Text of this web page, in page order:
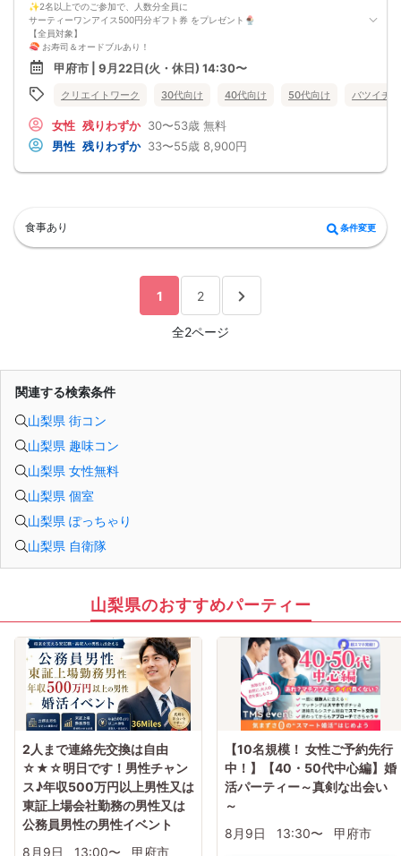
✨2名以上でのご参加で、人数分全員に
サーティーワンアイス500円分ギフト券 をプレゼント🍨
【全員対象】
🍣 お寿司＆オードブルあり！
🥤 ソフトドリンク飲み放題
🎁 豪華景品もご用意しております ★☆
🌿✨【甲府エリア 最大50名★大型フェス】✨🌿
🌷出会いを楽しむ、大型交流イベント🌷
明るく開放感のある会場で、
美味しいお料理と、素敵なご縁を楽しみませんか？🍣✨
最大 25名 × 25名 規模の、
を楽しみながら、自由に交流できるカジュアルなパーティーです😊
落ち着いた雰囲気でゆっくり会話を楽しみたい方にもおすすめです✨
初参加の方や、お一人参加の方も
――――――――――――――――――
9 月22日（火・祝日）14：30～17：00
※終了時間は前後する場合がございます
🔸「落ち着いた環境でゆっくり話したい」
そんな方におすすめです🍣✨
ぜひお友達と一緒にご参加ください😊
🚗駐車場について
い。
⚠️ キャンセルについて
・開催日の 14日前よりキャンセル料 が発生します
・複数回キャンセルされた場合、違約金を請求する場合がございます
・参加費が 2,000円未満の場合
送客費用として 2,000円 をキャンセル料としてご請求いたします
甲府市 | 9月22日(火・休日) 14:30〜
クリエイトワーク 30代向け 40代向け 50代向け バツイチ
女性 残りわずか 30〜53歳 無料
男性 残りわずか 33〜55歳 8,900円
食事あり 条件変更
1 2
全2ページ
関連する検索条件
山梨県 街コン
山梨県 趣味コン
山梨県 女性無料
山梨県 個室
山梨県 ぽっちゃり
山梨県 自衛隊
山梨県のおすすめパーティー
2人まで連絡先交換は自由
☆★☆明日です！男性チャン
ス♪年収500万円以上男性又は
東証上場会社勤務の男性又は
公務員男性の男性イベント
8月9日
13:00〜 甲府市
【10名規模！ 女性ご予約先行
中！】【40・50代中心編】婚
活パーティー～真剣な出会い
～
8月9日
13:30〜 甲府市